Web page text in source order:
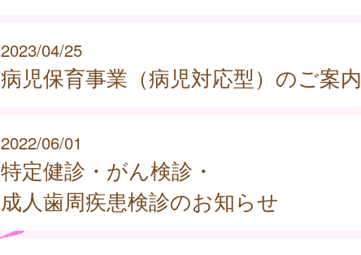
2023/04/25
病児保育事業（病児対応型）のご案内
2022/06/01
特定健診・がん検診・
成人歯周疾患検診のお知らせ